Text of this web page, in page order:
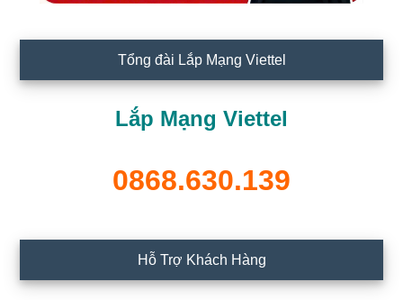
Tổng đài Lắp Mạng Viettel
Lắp Mạng Viettel
0868.630.139
Hỗ Trợ Khách Hàng